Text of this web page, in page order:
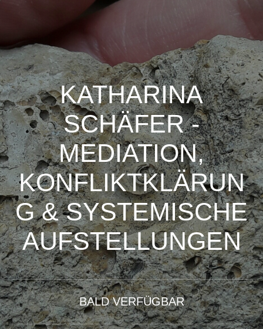
KATHARINA
SCHÄFER -
MEDIATION,
KONFLIKTKLÄRUN
G & SYSTEMISCHE
AUFSTELLUNGEN
BALD VERFÜGBAR